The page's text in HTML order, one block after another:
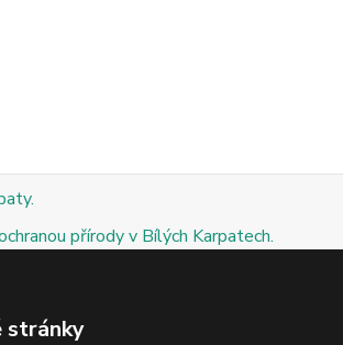
přírody v Bílých Karpatech.
stránky